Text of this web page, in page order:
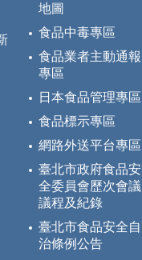
地圖
食品中毒專區
食品業者主動通報
專區
日本食品管理專區
食品標示專區
網路外送平台專區
臺北市政府食品安
全委員會歷次會議
議程及紀錄
臺北市食品安全自
治條例公告